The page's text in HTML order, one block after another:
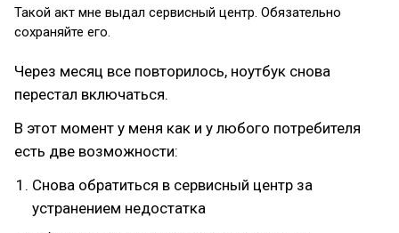
Такой акт мне выдал сервисный центр. Обязательно
сохраняйте его.
Через месяц все повторилось, ноутбук снова
перестал включаться.
В этот момент у меня как и у любого потребителя
есть две возможности:
Снова обратиться в сервисный центр за
устранением недостатка